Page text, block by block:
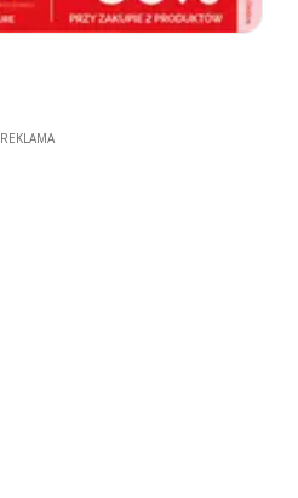
REKLAMA